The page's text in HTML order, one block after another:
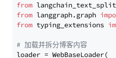
from
from langgraph.graph
from typing_extensions
# 加载并拆分博客内容
loader = WebBaseLoader(